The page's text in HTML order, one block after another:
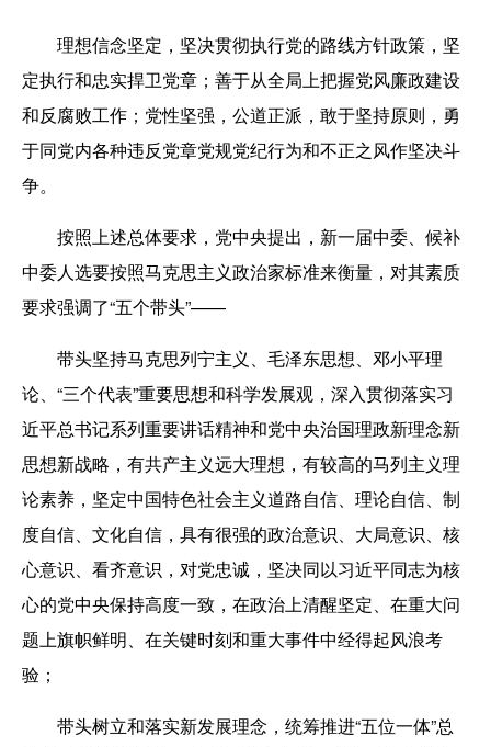
理想信念坚定，坚决贯彻执行党的路线方针政策，坚
定执行和忠实捍卫党章；善于从全局上把握党风廉政建设
和反腐败工作；党性坚强，公道正派，敢于坚持原则，勇
于同党内各种违反党章党规党纪行为和不正之风作坚决斗
争。
按照上述总体要求，党中央提出，新一届中委、候补
中委人选要按照马克思主义政治家标准来衡量，对其素质
要求强调了“五个带头”——
带头坚持马克思列宁主义、毛泽东思想、邓小平理
论、“三个代表”重要思想和科学发展观，深入贯彻落实习
近平总书记系列重要讲话精神和党中央治国理政新理念新
思想新战略，有共产主义远大理想，有较高的马列主义理
论素养，坚定中国特色社会主义道路自信、理论自信、制
度自信、文化自信，具有很强的政治意识、大局意识、核
心意识、看齐意识，对党忠诚，坚决同以习近平同志为核
心的党中央保持高度一致，在政治上清醒坚定、在重大问
题上旗帜鲜明、在关键时刻和重大事件中经得起风浪考
验；
带头树立和落实新发展理念，统筹推进“五位一体”总